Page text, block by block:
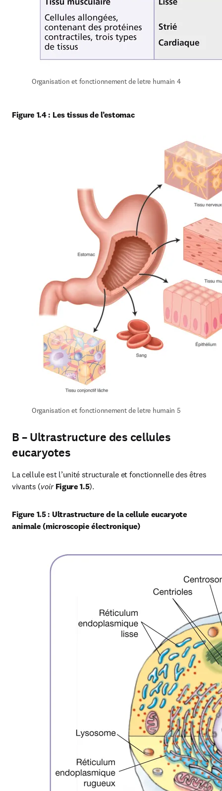
Organisation et fonctionnement de letre humain 4
Figure 1.4 : Les tissus de l’estomac
Organisation et fonctionnement de letre humain 5
B – Ultrastructure des cellules
eucaryotes
La cellule est l’unité structurale et fonctionnelle des êtres
vivants (voir Figure 1.5).
Figure 1.5 : Ultrastructure de la cellule eucaryote
animale (microscopie électronique)